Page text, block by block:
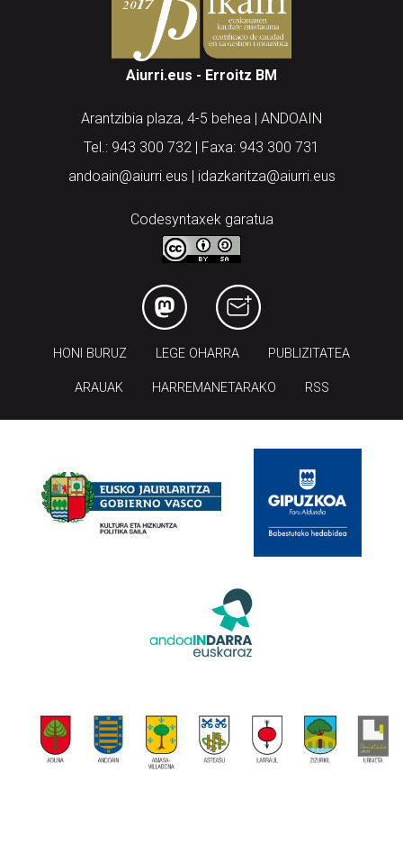
Aiurri.eus - Erroitz BM
Arantzibia plaza, 4-5 behea | ANDOAIN
Tel.: 943 300 732 | Faxa: 943 300 731
andoain@aiurri.eus | idazkaritza@aiurri.eus
Codesyntaxek garatua
HONI BURUZ LEGE OHARRA PUBLIZITATEA
ARAUAK HARREMANETARAKO RSS